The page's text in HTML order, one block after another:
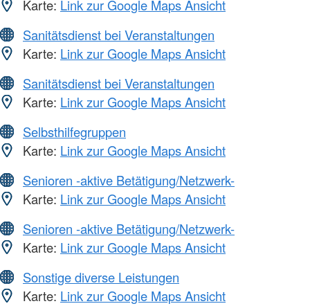
Karte: Link zur Google Maps Ansicht
Sanitätsdienst bei Veranstaltungen
Karte: Link zur Google Maps Ansicht
Sanitätsdienst bei Veranstaltungen
Karte: Link zur Google Maps Ansicht
Selbsthilfegruppen
Karte: Link zur Google Maps Ansicht
Senioren -aktive Betätigung/Netzwerk-
Karte: Link zur Google Maps Ansicht
Senioren -aktive Betätigung/Netzwerk-
Karte: Link zur Google Maps Ansicht
Sonstige diverse Leistungen
Karte: Link zur Google Maps Ansicht